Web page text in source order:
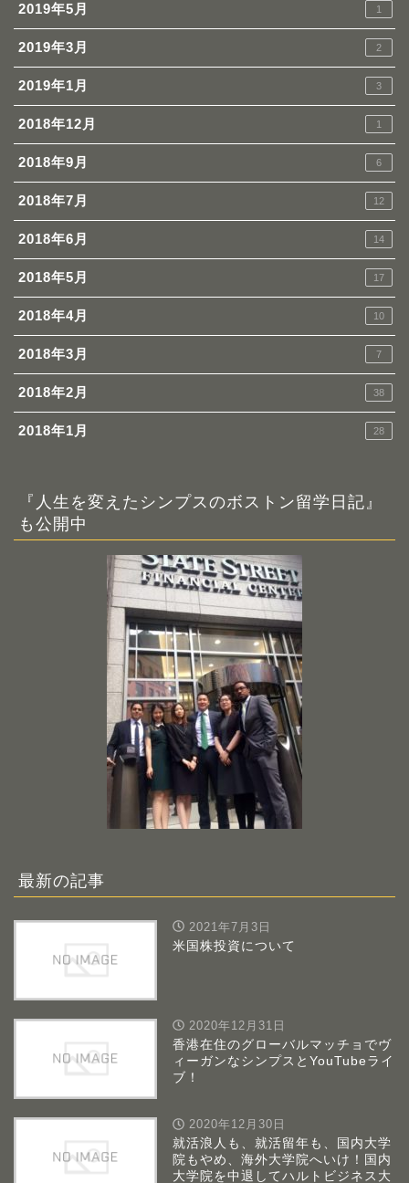
2019年5月 1
2019年3月 2
2019年1月 3
2018年12月 1
2018年9月 6
2018年7月 12
2018年6月 14
2018年5月 17
2018年4月 10
2018年3月 7
2018年2月 38
2018年1月 28
『人生を変えたシンプスのボストン留学日記』
も公開中
最新の記事
2021年7月3日
米国株投資について
2020年12月31日
香港在住のグローバルマッチョでヴ
ィーガンなシンプスとYouTubeライ
ブ！
2020年12月30日
就活浪人も、就活留年も、国内大学
院もやめ、海外大学院へいけ！国内
大学院を中退してハルトビジネス大